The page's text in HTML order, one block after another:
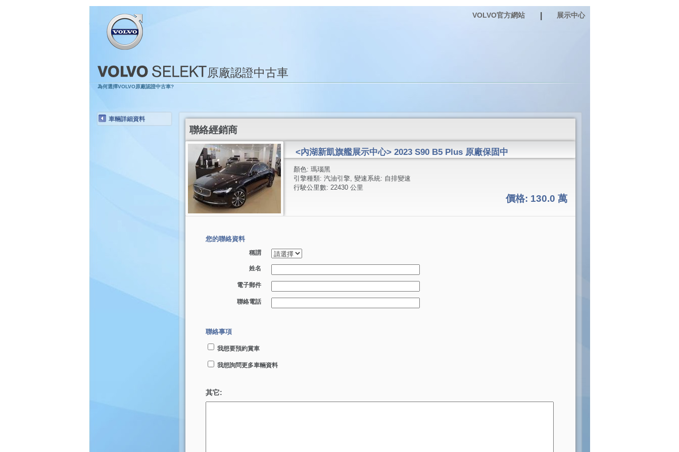
展示中心
VOLVO官方網站
原廠認證中古車
為何選擇VOLVO原廠認證中古車?
車輛詳細資料
聯絡經銷商
<內湖新凱旗艦展示中心> 2023 S90 B5 Plus 原廠保固中
顏色: 瑪瑙黑
引擎種類: 汽油引擎, 變速系統: 自排變速
行駛公里數: 22430 公里
價格: 130.0 萬
您的聯絡資料
稱謂
姓名
電子郵件
聯絡電話
聯絡事項
我想要預約賞車
我想詢問更多車輛資料
其它: